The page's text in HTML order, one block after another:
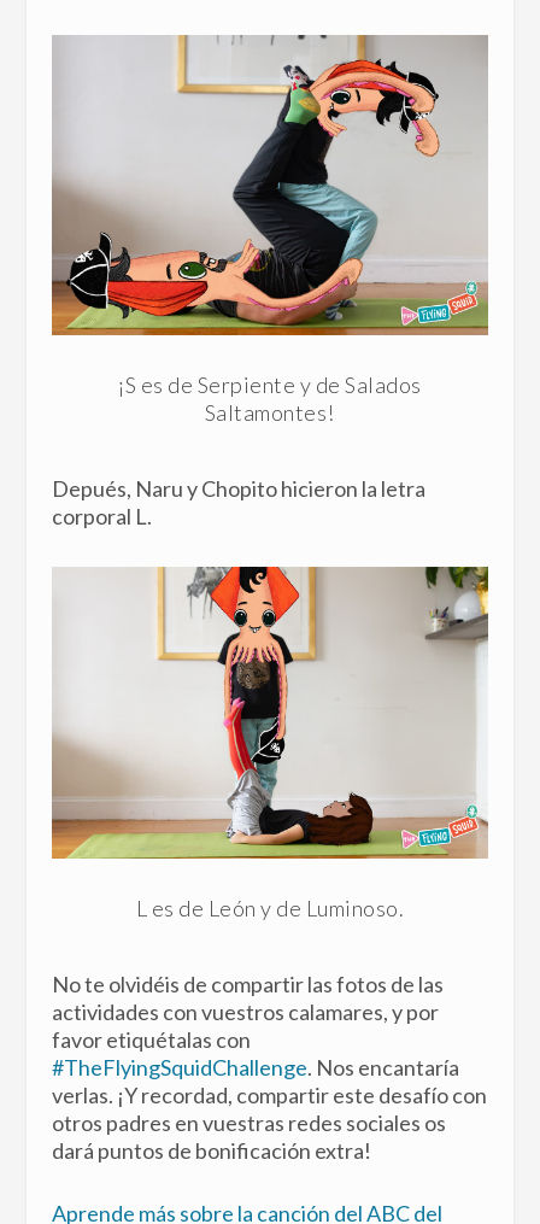
¡S es de Serpiente y de Salados
Saltamontes!
Depués, Naru y Chopito hicieron la letra
corporal L.
L es de León y de Luminoso.
No te olvidéis de compartir las fotos de las
actividades con vuestros calamares, y por
favor etiquétalas con
#TheFlyingSquidChallenge. Nos encantaría
verlas. ¡Y recordad, compartir este desafío con
otros padres en vuestras redes sociales os
dará puntos de bonificación extra!
Aprende más sobre la canción del ABC del